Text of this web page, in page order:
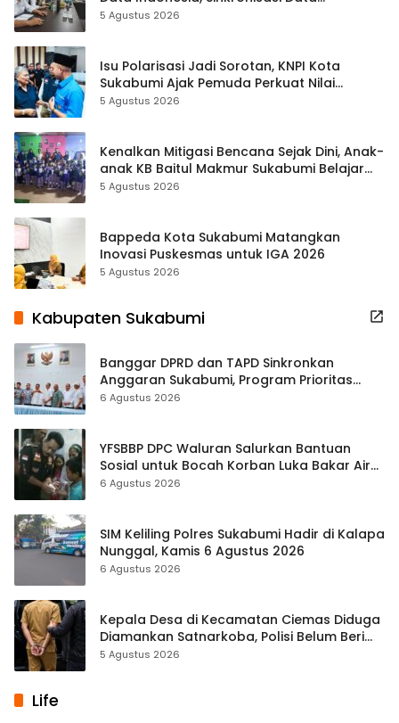
Kewilayahan Dikebut
5 Agustus 2026
Isu Polarisasi Jadi Sorotan, KNPI Kota
Sukabumi Ajak Pemuda Perkuat Nilai
Kebangsaan
5 Agustus 2026
Kenalkan Mitigasi Bencana Sejak Dini, Anak-
anak KB Baitul Makmur Sukabumi Belajar
Lewat Boneka Tangan
5 Agustus 2026
Bappeda Kota Sukabumi Matangkan
Inovasi Puskesmas untuk IGA 2026
5 Agustus 2026
Kabupaten Sukabumi
Banggar DPRD dan TAPD Sinkronkan
Anggaran Sukabumi, Program Prioritas
hingga Pendapatan Dibahas
6 Agustus 2026
YFSBBP DPC Waluran Salurkan Bantuan
Sosial untuk Bocah Korban Luka Bakar Air
Panas
6 Agustus 2026
SIM Keliling Polres Sukabumi Hadir di Kalapa
Nunggal, Kamis 6 Agustus 2026
6 Agustus 2026
Kepala Desa di Kecamatan Ciemas Diduga
Diamankan Satnarkoba, Polisi Belum Beri
Penjelasan Resmi
5 Agustus 2026
Life